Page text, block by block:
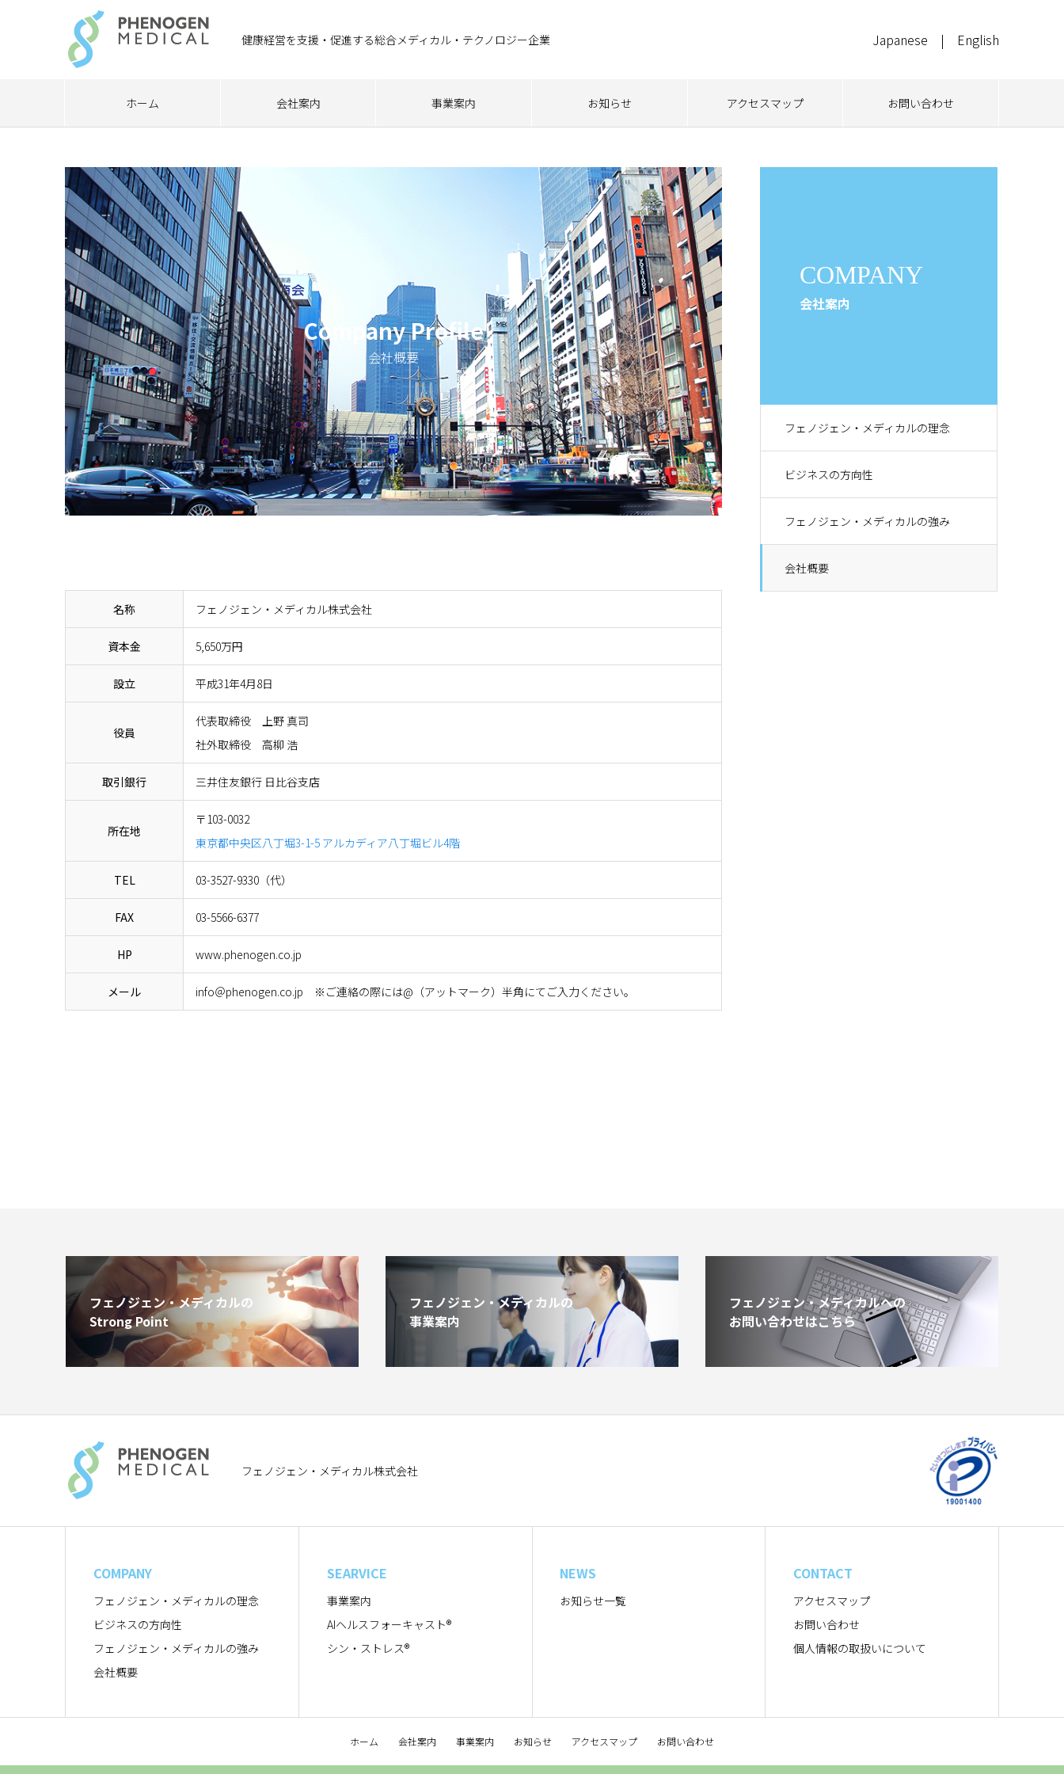
健康経営を支援・促進する総合メディカル・テクノロジー企業 Japanese | English
ホーム 会社案内 事業案内 お知らせ アクセスマップ お問い合わせ
COMPANY
会社案内
フェノジェン・メディカルの理念
ビジネスの方向性
フェノジェン・メディカルの強み
会社概要
Company Profile
会社概要
名称 フェノジェン・メディカル株式会社
資本金 5,650万円
設立 平成31年4月8日
役員
代表取締役 上野 真司
社外取締役 高柳 浩
取引銀行 三井住友銀行 日比谷支店
所在地
〒103-0032
東京都中央区八丁堀3-1-5 アルカディア八丁堀ビル4階
TEL 03-3527-9330（代）
FAX 03-5566-6377
HP www.phenogen.co.jp
メール info＠phenogen.co.jp ※ご連絡の際には@（アットマーク）半角にてご入力ください。
フェノジェン・メディカルの
Strong Point
フェノジェン・メディカルの
事業案内
フェノジェン・メディカルへの
お問い合わせはこちら
フェノジェン・メディカル株式会社
COMPANY
フェノジェン・メディカルの理念
ビジネスの方向性
フェノジェン・メディカルの強み
会社概要
SEARVICE
事業案内
AIヘルスフォーキャスト®
シン・ストレス®
NEWS
お知らせ一覧
CONTACT
アクセスマップ
お問い合わせ
個人情報の取扱いについて
ホーム 会社案内 事業案内 お知らせ アクセスマップ お問い合わせ